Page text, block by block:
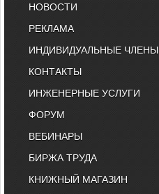
НОВОСТИ
РЕКЛАМА
ИНДИВИДУАЛЬНЫЕ ЧЛЕНЫ
КОНТАКТЫ
ИНЖЕНЕРНЫЕ УСЛУГИ
ФОРУМ
ВЕБИНАРЫ
БИРЖА ТРУДА
КНИЖНЫЙ МАГАЗИН